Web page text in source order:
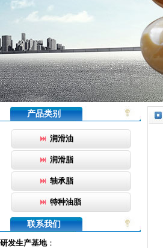
产品类别
润滑油
润滑脂
轴承脂
特种油脂
联系我们
研发生产基地：